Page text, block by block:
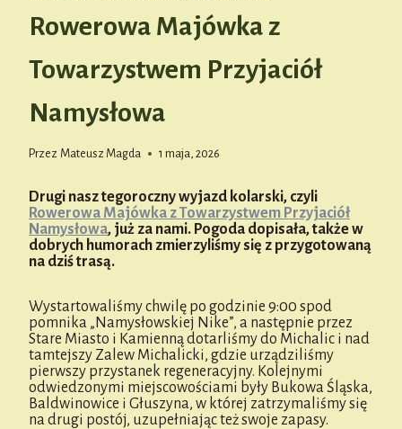
Rowerowa Majówka z
Towarzystwem Przyjaciół
Namysłowa
Przez Mateusz Magda 1 maja, 2026
Drugi nasz tegoroczny wyjazd kolarski, czyli
Rowerowa Majówka z Towarzystwem Przyjaciół
Namysłowa, już za nami. Pogoda dopisała, także w
dobrych humorach zmierzyliśmy się z przygotowaną
na dziś trasą.
Wystartowaliśmy chwilę po godzinie 9:00 spod
pomnika „Namysłowskiej Nike”, a następnie przez
Stare Miasto i Kamienną dotarliśmy do Michalic i nad
tamtejszy Zalew Michalicki, gdzie urządziliśmy
pierwszy przystanek regeneracyjny. Kolejnymi
odwiedzonymi miejscowościami były Bukowa Śląska,
Baldwinowice i Głuszyna, w której zatrzymaliśmy się
na drugi postój, uzupełniając też swoje zapasy.